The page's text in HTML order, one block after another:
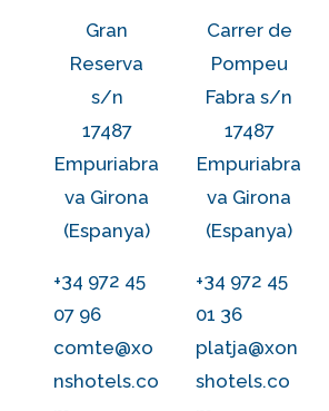
Gran
Reserva
s/n
17487
Empuriabra
va Girona
(Espanya)
+34 972 45
07 96
comte@xo
nshotels.co
Carrer de
Pompeu
Fabra s/n
17487
Empuriabra
va Girona
(Espanya)
+34 972 45
01 36
platja@xon
shotels.co